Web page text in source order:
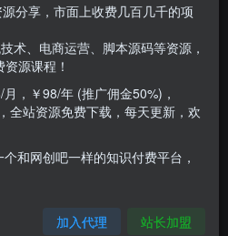
游戏/应用试玩平台，好在这个
，可以批量操作。
、应用赚，单机一天50+，单
现1元起，每天可以提现一次。
平台，就是给应用商店里的软件
分享，市面上收费几百几千的项
术、电商运营、脚本源码等资源，
源课程！
，￥98/年 (推广佣金50%)，
全站资源免费下载，每天更新，欢
和网创吧一样的知识付费平台，
加入代理 站长加盟